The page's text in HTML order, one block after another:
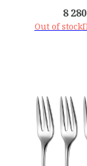
8 280
Out of stock